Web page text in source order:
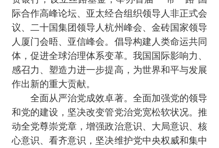
际合作高峰论坛、亚太经合组织领导人非正式会
议、二十国集团领导人杭州峰会、金砖国家领导
人厦门会晤、亚信峰会。倡导构建人类命运共同
体，促进全球治理体系变革。我国国际影响力、
感召力、塑造力进一步提高，为世界和平与发展
作出新的重大贡献。
全面从严治党成效卓著。全面加强党的领导
和党的建设，坚决改变管党治党宽松软状况。推
动全党尊崇党章，增强政治意识、大局意识、核
心意识、看齐意识，坚决维护党中央权威和集中